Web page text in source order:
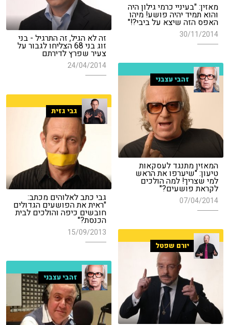
מאזין: "בעיניי כרמי גילון היה
והוא תמיד יהיה פושע! מיהו
האפס הזה שיצא על ביבי?!"
30/11/2014 זה לא הגיל, זה התרגיל - בני
זוג בני 68 הצליחו לגבור על
צעיר שפרץ לדירתם
24/04/2014
זהבי עצבני
המאזין מתנגד לעסקאות
טיעון: "שיערפו את הראש
למי שצריך! למה הולכים
לקראת פושעים?"
07/04/2014
גבי גזית
גבי כתב לאלוהים מכתב:
"ראית את הפושעים הגדולים
חובשים כיפה והולכים לבית
הכנסת?"
15/09/2013
יורם שפטל
זהבי עצבני